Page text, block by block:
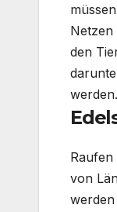
Netzen
den
werden.
von